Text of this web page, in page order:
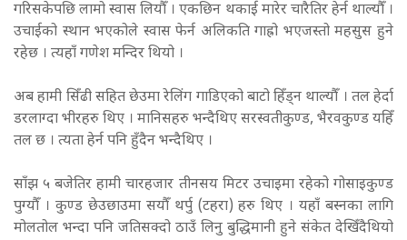
गरिसकेपछि लामो स्वास लियौँ । एकछिन थकाई मारेर चारैतिर हेर्न थाल्यौँ ।
उचाईको स्थान भएकोले स्वास फेर्न अलिकति गाह्रो भएजस्तो महसुस हुने
रहेछ । त्यहाँ गणेश मन्दिर थियो ।
अब हामी सिँढी सहित छेउमा रेलिंग गाडिएको बाटो हिँड्न थाल्यौँ । तल हेर्दा
डरलाग्दा भीरहरु थिए । मानिसहरु भन्दैथिए सरस्वतीकुण्ड, भैरवकुण्ड यहिँ
तल छ । त्यता हेर्न पनि हुँदैन भन्दैथिए ।
साँझ ५ बजेतिर हामी चारहजार तीनसय मिटर उचाइमा रहेको गोसाइकुण्ड
पुग्यौँ । कुण्ड छेउछाउमा सयौँ थर्पु (टहरा) हरु थिए । यहाँ बस्नका लागि
मोलतोल भन्दा पनि जतिसक्दो ठाउँ लिनु बुद्धिमानी हुने संकेत देखिँदैथियो